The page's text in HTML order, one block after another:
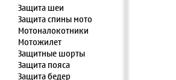
Защита шеи
Защита спины мото
Мотоналокотники
Мотожилет
Защитные шорты
Защита пояса
Защита бедер